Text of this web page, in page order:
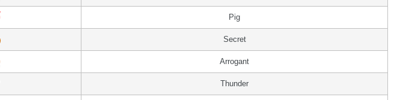
Pig
Secret
Arrogant
Thunder